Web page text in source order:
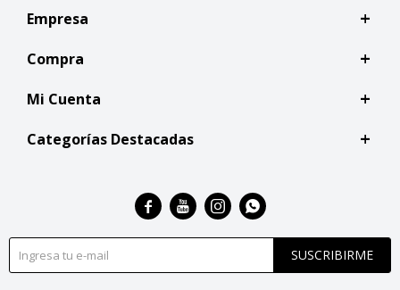
Empresa
Compra
Mi Cuenta
Categorías Destacadas
SUSCRIBIRME
   